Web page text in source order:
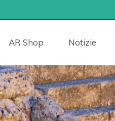
AR Shop Notizie